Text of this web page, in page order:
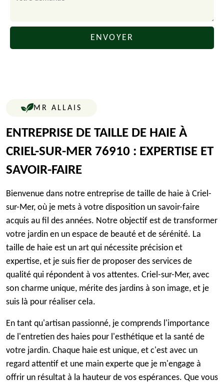
MR ALLAIS
ENTREPRISE DE TAILLE DE HAIE À
CRIEL-SUR-MER 76910 : EXPERTISE ET
SAVOIR-FAIRE
Bienvenue dans notre entreprise de taille de haie à Criel-
sur-Mer, où je mets à votre disposition un savoir-faire
acquis au fil des années. Notre objectif est de transformer
votre jardin en un espace de beauté et de sérénité. La
taille de haie est un art qui nécessite précision et
expertise, et je suis fier de proposer des services de
qualité qui répondent à vos attentes. Criel-sur-Mer, avec
son charme unique, mérite des jardins à son image, et je
suis là pour réaliser cela.
En tant qu'artisan passionné, je comprends l'importance
de l'entretien des haies pour l'esthétique et la santé de
votre jardin. Chaque haie est unique, et c'est avec un
regard attentif et une main experte que je m'engage à
offrir un résultat à la hauteur de vos espérances. Que vous